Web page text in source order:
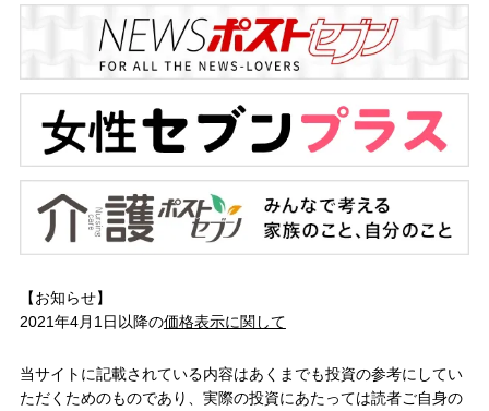
【お知らせ】
2021年4月1日以降の価格表示に関して
当サイトに記載されている内容はあくまでも投資の参考にしてい
ただくためのものであり、実際の投資にあたっては読者ご自身の